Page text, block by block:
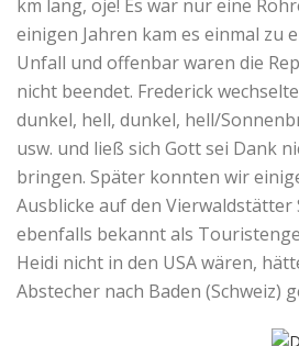
km lang, oje! Es war nur eine
einigen Jahren kam es einmal zu
Unfall und offenbar waren die
nicht beendet. Frederick
dunkel, hell, dunkel, hell/
usw. und ließ sich Gott sei Dank
bringen. Später konnten wir
Ausblicke auf den Vierwaldstätter
ebenfalls bekannt als
Heidi nicht in den USA wären,
Abstecher nach Baden (Schweiz)